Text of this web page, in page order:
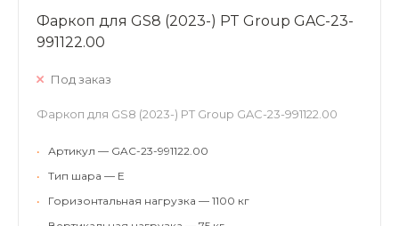
Фаркоп для GS8 (2023-) PT Group GAC-23-
991122.00
Под заказ
Фаркоп для GS8 (2023-) PT Group GAC-23-991122.00
•
Артикул — GAC-23-991122.00
•
Тип шара — E
•
Горизонтальная нагрузка — 1100 кг